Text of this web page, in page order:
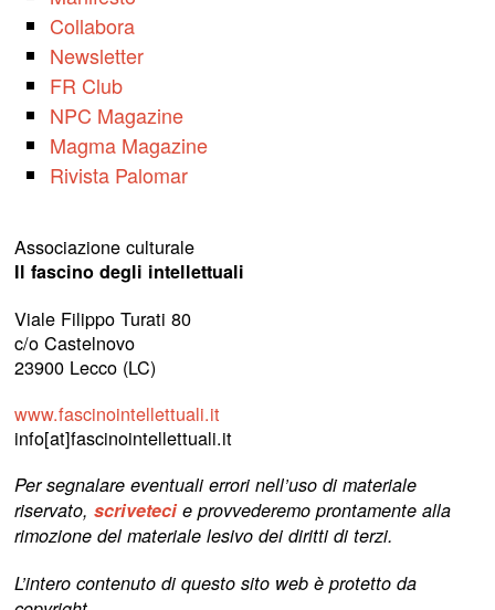
Collabora
Newsletter
FR Club
NPC Magazine
Magma Magazine
Rivista Palomar
Associazione culturale
Il fascino degli intellettuali
Viale Filippo Turati 80
c/o Castelnovo
23900 Lecco (LC)
www.fascinointellettuali.it
info[at]fascinointellettuali.it
Per segnalare eventuali errori nell’uso di materiale
riservato,scriveteci e provvederemo prontamente alla
rimozione del materiale lesivo dei diritti di terzi.
L’intero contenuto di questo sito web è protetto da